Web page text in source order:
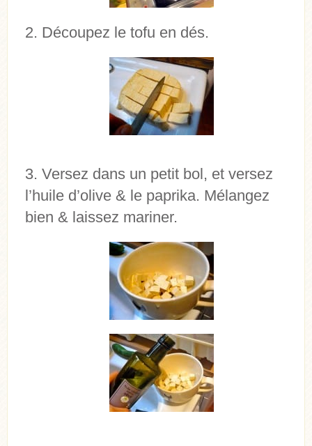
Découpez le tofu en dés.
Versez dans un petit bol, et versez
l’huile d’olive & le paprika. Mélangez
bien & laissez mariner.